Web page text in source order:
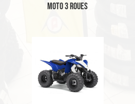
Moto 3 roues